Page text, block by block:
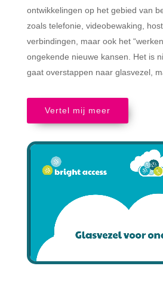
ontwikkelingen op het gebied van
zoals telefonie, videobewaking,
verbindingen, maar ook het
ongekende nieuwe kansen. Het is
gaat overstappen naar glasvezel,
Vertel mij meer